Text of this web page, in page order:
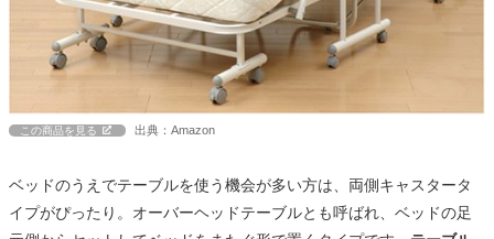
この商品を見る 出典：Amazon
ベッドのうえでテーブルを使う機会が多い方は、両側キャスタータ
イプがぴったり。オーバーヘッドテーブルとも呼ばれ、ベッドの足